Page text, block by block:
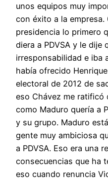
unos equipos muy
con éxito a la
presidencia lo primero
diera a PDVSA y le dije
irresponsabilidad e iba
había ofrecido
electoral de 2012 de
eso Chávez me ratificó
como Maduro quería a
y su grupo. Maduro
gente muy ambiciosa
a PDVSA. Eso era una
consecuencias que ha
eso cuando renuncia